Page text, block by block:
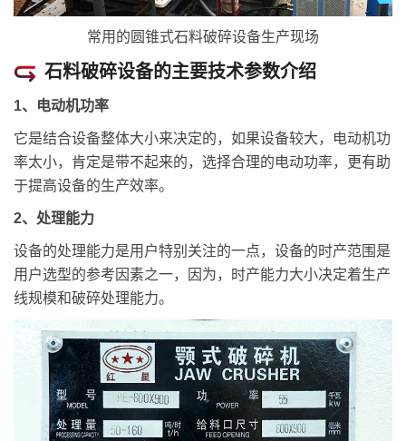
常用的圆锥式石料破碎设备生产现场
石料破碎设备的主要技术参数介绍
1、电动机功率
它是结合设备整体大小来决定的，如果设备较大，电动机功
率太小，肯定是带不起来的，选择合理的电动功率，更有助
于提高设备的生产效率。
2、处理能力
设备的处理能力是用户特别关注的一点，设备的时产范围是
用户选型的参考因素之一，因为，时产能力大小决定着生产
线规模和破碎处理能力。